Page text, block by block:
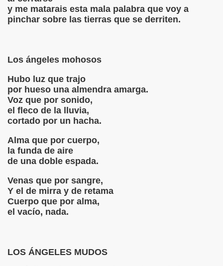
y me matarais esta mala palabra que voy a
pinchar sobre las tierras que se derriten.
Los ángeles mohosos
Hubo luz que trajo
por hueso una almendra amarga.
Voz que por sonido,
el fleco de la lluvia,
cortado por un hacha.
Alma que por cuerpo,
la funda de aire
de una doble espada.
Venas que por sangre,
Y el de mirra y de retama
Cuerpo que por alma,
el vacío, nada.
LOS ÁNGELES MUDOS